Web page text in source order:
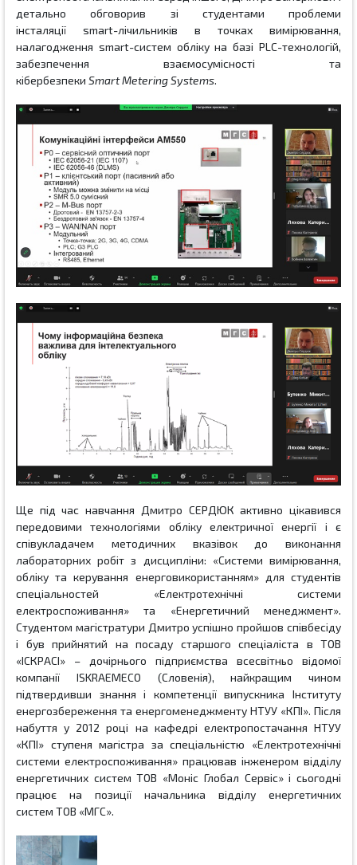
детально обговорив зі студентами проблеми
інсталяції smart-лічильників в точках вимірювання,
налагодження smart-систем обліку на базіPLC-технологій,
забезпечення взаємосумісності та
кібербезпеки SmartMetering Systems.
Ще під час навчання Дмитро СЕРДЮК активно цікавився
передовими технологіями обліку електричної енергії і є
співукладачем методичних вказівок до виконання
лабораторних робіт з дисципліни: «Системи вимірювання,
обліку та керування енерговикористанням» для студентів
спеціальностей «Електротехнічні системи
електроспоживання» та «Енергетичний менеджмент».
Студентом магістратури Дмитроуспішно пройшов співбесіду
і був прийнятий на посаду старшого спеціаліста в ТОВ
«ІСКРАСІ» –
дочірнього підприємства всесвітньо відомої
компанії ISKRAEMECO (Словенія), найкращим чином
підтвердивши знання і компетенції випускника Інституту
енергозбереження та енергоменеджменту НТУУ «КПІ». Після
набуттяу 2012 році на кафедрі електропостачанняНТУУ
«КПІ» ступеня магістра за спеціальністю «Електротехнічні
системи електроспоживання» працював інженером відділу
енергетичних систем ТОВ «Моніс Глобал Сервіс» і сьогодні
працює на позиції начальника відділу енергетичних
систем ТОВ «МГС».